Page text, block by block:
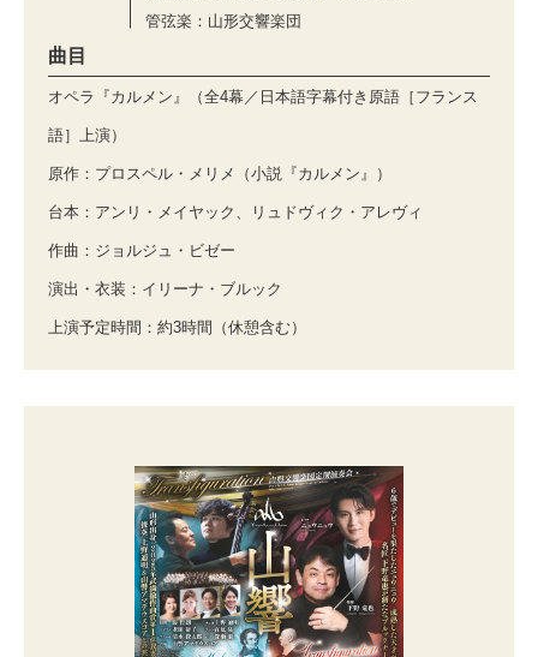
管弦楽：山形交響楽団
曲目
オペラ『カルメン』（全4幕／日本語字幕付き原語［フランス
語］上演）
原作：プロスペル・メリメ（小説『カルメン』）
台本：アンリ・メイヤック、リュドヴィク・アレヴィ
作曲：ジョルジュ・ビゼー
演出・衣装：イリーナ・ブルック
上演予定時間：約3時間（休憩含む）